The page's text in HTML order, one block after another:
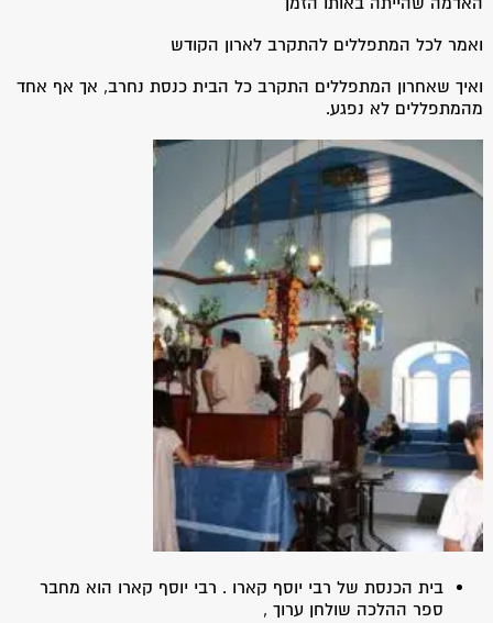
ואמר לכל המתפללים להתקרב לארון הקודש
ואיך שאחרון המתפללים התקרב כל הבית כנסת נחרב, אך אף אחד
מהמתפללים לא נפגע.
בית הכנסת של רבי יוסף קארו . רבי יוסף קארו הוא מחבר
ספר ההלכה שולחן ערוך ,